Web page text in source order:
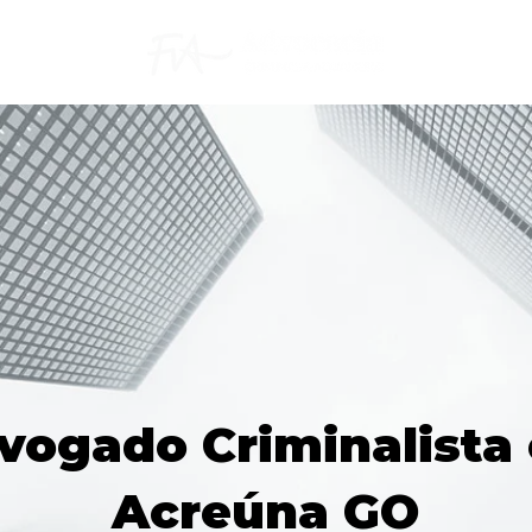
Criminalista
Acreúna GO